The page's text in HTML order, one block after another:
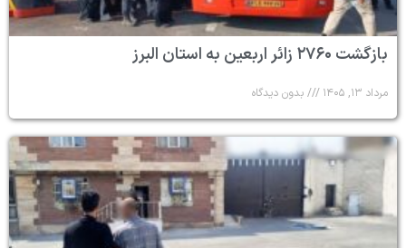
بازگشت ۲۷۶۰ زائر اربعین به استان البرز
مرداد ۱۳, ۱۴۰۵ بدون دیدگاه